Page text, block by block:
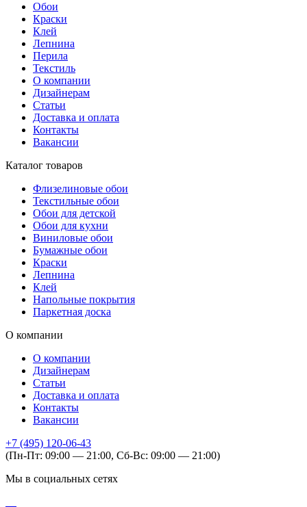
Обои
Краски
Клей
Лепнина
Перила
Текстиль
О компании
Дизайнерам
Статьи
Доставка и оплата
Контакты
Вакансии
Каталог товаров
Флизелиновые обои
Текстильные обои
Обои для детской
Обои для кухни
Виниловые обои
Бумажные обои
Краски
Лепнина
Клей
Напольные покрытия
Паркетная доска
О компании
О компании
Дизайнерам
Статьи
Доставка и оплата
Контакты
Вакансии
+7 (495) 120-06-43
(Пн-Пт: 09:00 — 21:00, Сб-Вс: 09:00 — 21:00)
Мы в социальных сетях